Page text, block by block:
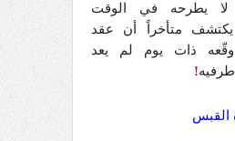
لا يطرحه في الوقت
متأخراً أن عقد
وقّعه ذات يوم لم يعد
طرفيه!
القبس